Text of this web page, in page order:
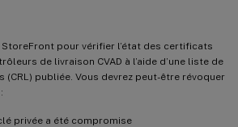
pour vérifier l’état des certificats
de livraison CVAD à l’aide d’une liste de
publiée. Vous devrez peut-être révoquer
privée a été compromise